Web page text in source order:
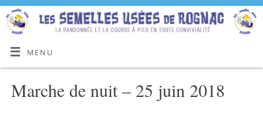
MENU
Marche de nuit – 25 juin 2018